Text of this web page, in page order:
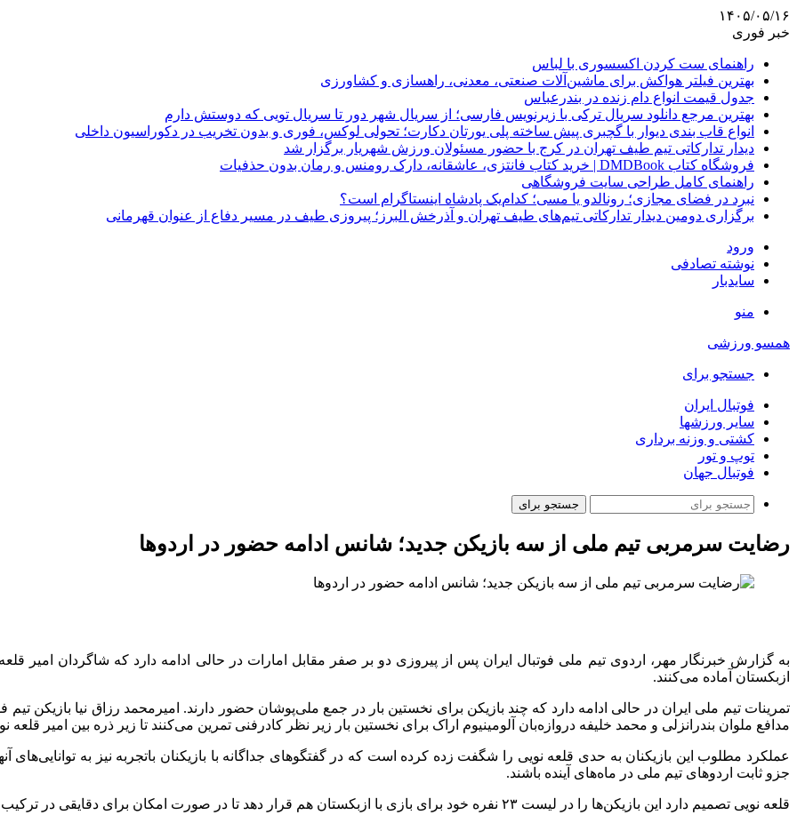
۱۴۰۵/۰۵/۱۶
خبر فوری
راهنمای ست کردن اکسسوری با لباس
بهترین فیلتر هواکش برای ماشین‌آلات صنعتی، معدنی، راهسازی و کشاورزی
جدول قیمت انواع دام زنده در بندرعباس
بهترین مرجع دانلود سریال ترکی با زیرنویس فارسی؛ از سریال شهر دور تا سریال تویی که دوستش دارم
انواع قاب بندی دیوار با گچبری پیش ساخته پلی یورتان دکارت؛ تحولی لوکس، فوری و بدون تخریب در دکوراسیون داخلی
دیدار تدارکاتی تیم طیف تهران در کرج با حضور مسئولان ورزش شهریار برگزار شد
فروشگاه کتاب DMDBook | خرید کتاب فانتزی، عاشقانه، دارک رومنس و رمان بدون حذفیات
راهنمای کامل طراحی سایت فروشگاهی
نبرد در فضای مجازی؛ رونالدو یا مسی؛ کدام‌یک پادشاه اینستاگرام است؟
برگزاری دومین دیدار تدارکاتی تیم‌های طیف تهران و آذرخش البرز؛ پیروزی طیف در مسیر دفاع از عنوان قهرمانی
ورود
نوشته تصادفی
سایدبار
منو
همسو ورزشی
جستجو برای
فوتبال ایران
سایر ورزشها
کشتی و وزنه برداری
توپ و تور
فوتبال جهان
جستجو برای
رضایت سرمربی تیم ملی از سه بازیکن جدید؛ شانس ادامه حضور در اردوها
به گزارش خبرنگار مهر، اردوی تیم ملی فوتبال ایران پس از پیروزی دو بر صفر مقابل امارات در حالی ادامه دارد که شاگردان امیر
ازبکستان آماده می‌کنند.
تمرینات تیم ملی ایران در حالی ادامه دارد که چند بازیکن برای نخستین بار در جمع ملی‌پوشان حضور دارند. امیرمحمد رزاق نیا بازیکن
مدافع ملوان بندرانزلی و محمد خلیفه دروازه‌بان آلومینیوم اراک برای نخستین بار زیر نظر کادرفنی تمرین می‌کنند تا زیر ذره بین امیر قلعه
عملکرد مطلوب این بازیکنان به حدی قلعه نویی را شگفت زده کرده است که در گفتگوهای جداگانه با بازیکنان باتجربه نیز به توانایی‌های
جزو ثابت اردوهای تیم ملی در ماه‌های آینده باشند.
قلعه نویی تصمیم دارد این بازیکن‌ها را در لیست ۲۳ نفره خود برای بازی با ازبکستان هم قرار دهد تا در صورت امکان برای دقایقی در ترکیب تیم ملی نیز قرار بگیرند.